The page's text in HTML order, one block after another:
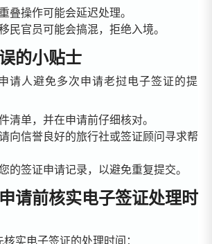
重叠操作可能会延迟处理。
民官员可能会搞混，拒绝入境。
的小贴士
请人避免多次申请老挝电子签证的提
清单，并在申请前仔细核对。
向信誉良好的旅行社或签证顾问寻求帮
的签证申请记录，以避免重复提交。
请前核实电子签证处理时
实电子签证的处理时间：